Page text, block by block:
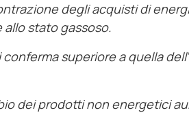
degli acquisti di
stato gassoso.
superiore a quella
dei prodotti non energetici